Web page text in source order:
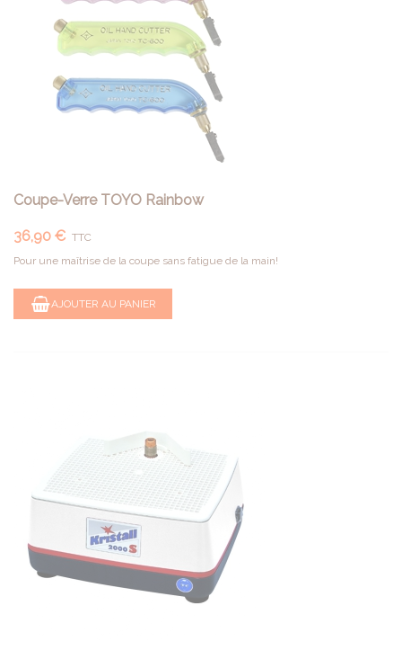
Coupe-Verre TOYO Rainbow
36,90 € TTC
Pour une maîtrise de la coupe sans fatigue de la main!
AJOUTER AU PANIER